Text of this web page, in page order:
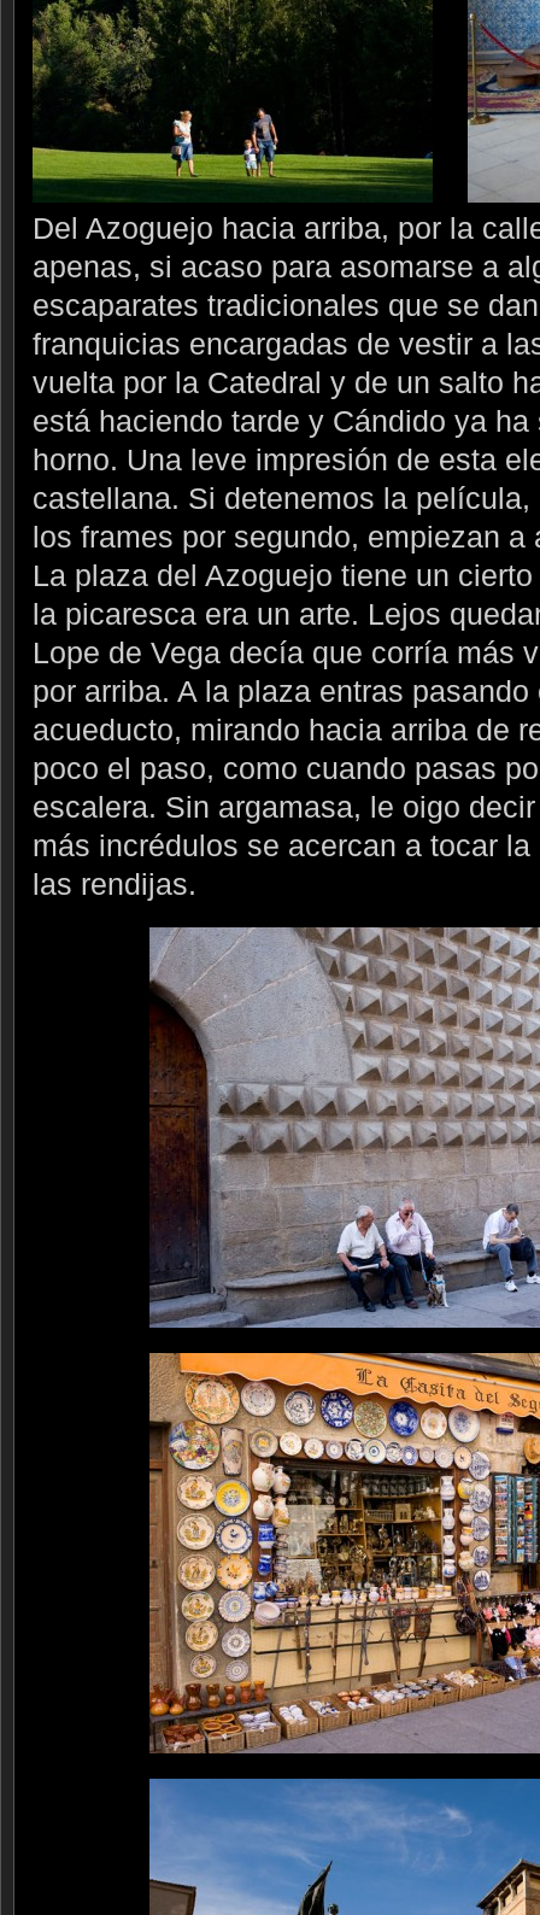
Del Azoguejo hacia arriba, por la
apenas, si acaso para asomarse a
escaparates tradicionales que se
franquicias encargadas de vestir a
vuelta por la Catedral y de un salto
está haciendo tarde y Cándido ya
horno. Una leve impresión de esta
castellana. Si detenemos la
los frames por segundo, empiezan a
La plaza del Azoguejo tiene un
la picaresca era un arte. Lejos
Lope de Vega decía que corría más
por arriba. A la plaza entras
acueducto, mirando hacia arriba de
poco el paso, como cuando pasas
escalera. Sin argamasa, le oigo
más incrédulos se acercan a tocar
las rendijas.